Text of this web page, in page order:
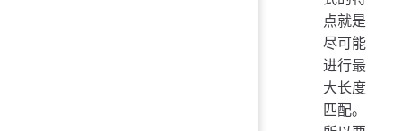
点就是
尽可能
进行最
大长度
匹配。